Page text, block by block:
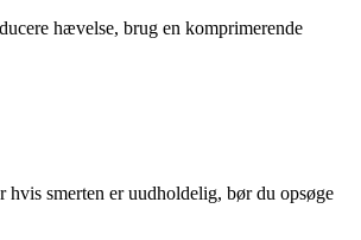
hævelse, brug en komprimerende
smerten er uudholdelig, bør du opsøge